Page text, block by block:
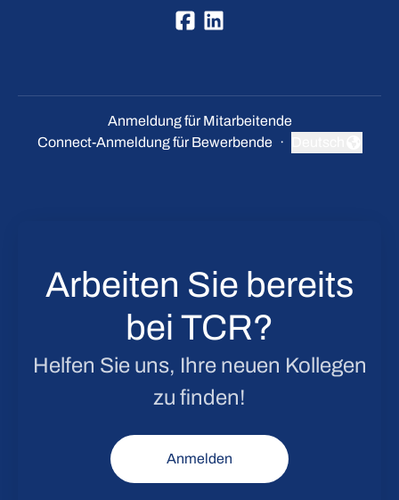
Anmeldung für Mitarbeitende
Connect-Anmeldung für Bewerbende ·
Sprache ändern
Arbeiten Sie bereits
bei TCR?
Helfen Sie uns, Ihre neuen Kollegen
zu finden!
Anmelden